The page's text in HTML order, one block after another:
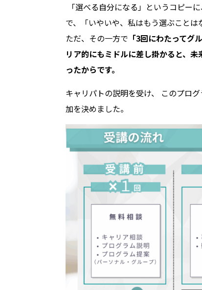
「選べる自分になる」というコピー
で、「いやいや、私はもう選ぶことは
ただ、その一方で 「3回にわたって
リア的にもミドルに差し掛かると、
ったからです。
キャリパトの説明を受け、 このプロ
加を決めました。